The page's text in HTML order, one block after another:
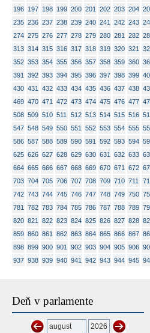
196
197 198 199 200 201 202 203 204
235 236 237 238 239 240 241 242 243
274 275 276 277 278 279 280 281 282
313 314 315 316 317 318 319 320 321
352 353 354 355 356 357 358 359 360
391
392 393 394 395 396 397 398 399
430 431 432 433 434 435 436 437 438
469 470 471 472 473 474 475 476 477
508 509 510 511 512 513 514 515 516
547 548 549 550 551 552 553 554 555
586 587 588 589 590 591 592 593 594
625 626 627 628 629 630 631 632 633
664 665 666 667 668 669 670 671 672
703 704 705 706 707 708 709 710 711
742 743 744 745 746 747 748 749 750
781
782 783 784 785 786 787 788 789
820 821 822 823 824 825 826 827 828
859 860 861 862 863 864 865 866 867
898 899 900 901 902 903 904 905 906
937 938 939 940 941 942 943 944 945
Deň v parlamente